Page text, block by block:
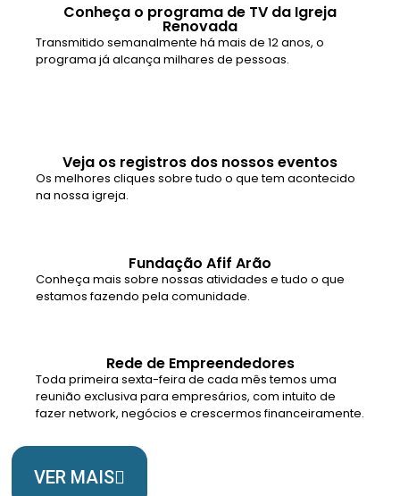
Conheça o programa de TV da Igreja
Renovada
Transmitido semanalmente há mais de 12 anos, o
programa já alcança milhares de pessoas.
Veja os registros dos nossos eventos
Os melhores cliques sobre tudo o que tem acontecido
na nossa igreja.
Fundação Afif Arão
Conheça mais sobre nossas atividades e tudo o que
estamos fazendo pela comunidade.
Rede de Empreendedores
Toda primeira sexta-feira de cada mês temos uma
reunião exclusiva para empresários, com intuito de
fazer network, negócios e crescermos financeiramente.
VER MAIS